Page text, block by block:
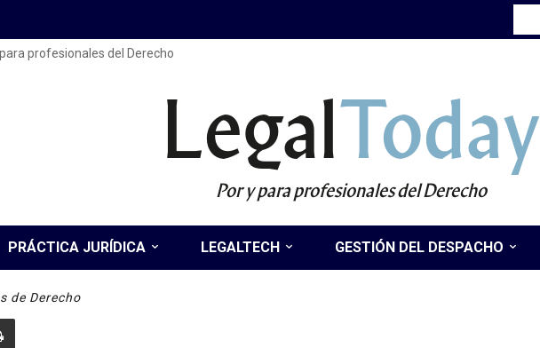
profesionales del Derecho
LegalToday
Por y para profesionales del Derecho
PRÁCTICA JURÍDICA LEGALTECH GESTIÓN DEL DESPACHO
de Derecho